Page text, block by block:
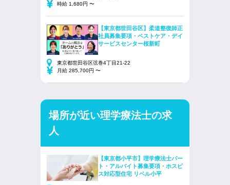
時給 1,680円 〜
【東京都世田谷区】柔道整復師正
社員募集要項・ベストケア・デイ
サービスセンター桜新町
東京都世田谷区弦巻4丁目21-22
月給 285,700円 〜
場所が近い理学療法士の求
人
【東京都小平市】理学療法士パー
ト・アルバイト募集要項・ホスピ
ス対応型住宅 リベル小平